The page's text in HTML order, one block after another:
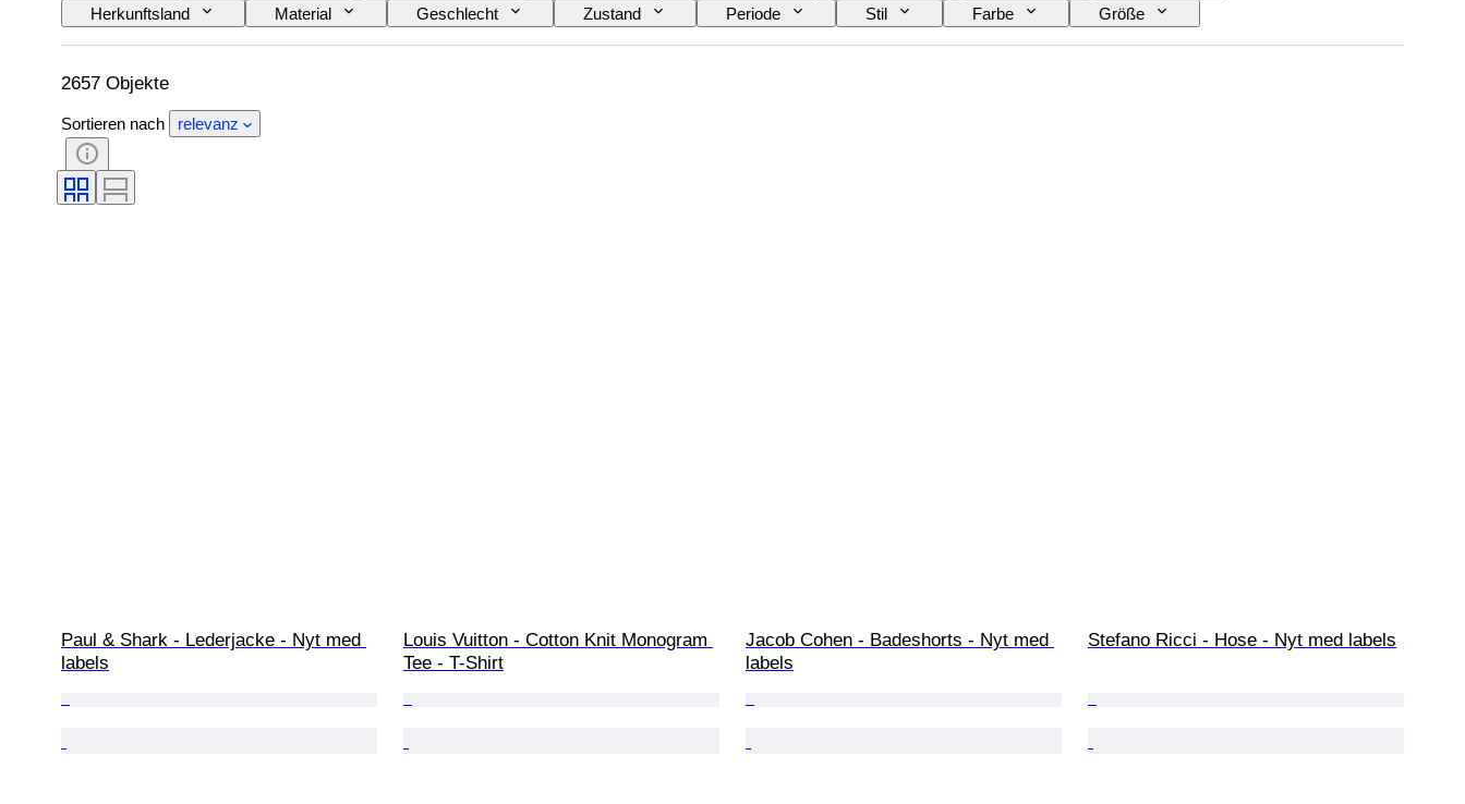
Herkunftsland
Material Geschlecht Zustand Periode Stil Farbe
Größe
Angegebene Größe
Epoche Muster Hemdkragengröße Accessoires enthalten Schuhgröße
2657 Objekte
Sortieren nach relevanz
Paul & Shark - Lederjacke - Nyt med
labels
Louis Vuitton - Cotton Knit Monogram
Tee - T-Shirt
Jacob Cohen - Badeshorts - Nyt med
labels
Stefano Ricci - Hose - Nyt med labels